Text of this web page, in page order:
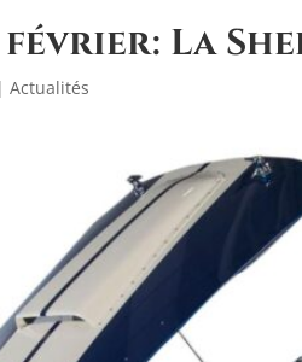
La
|Actualités